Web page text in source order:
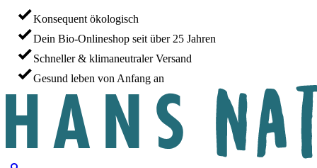
Konsequent ökologisch
Dein Bio-Onlineshop seit über 25 Jahren
Schneller & klimaneutraler Versand
Gesund leben von Anfang an